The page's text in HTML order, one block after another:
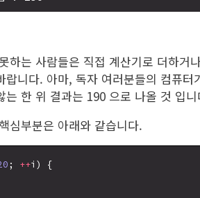
하는 사람들은 직접 계산기로 더하거
랍니다. 아마, 독자 여러분들의 컴퓨
는 한 위 결과는 190 으로 나올 것 입
심부분은 아래와 같습니다.
; ++i) {